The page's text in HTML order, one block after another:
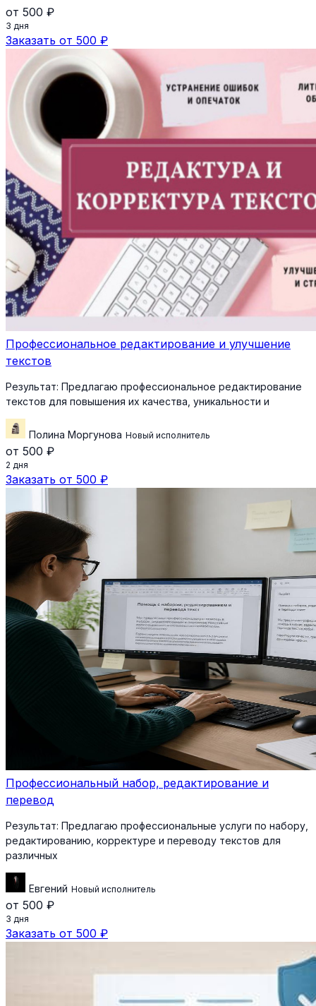
от 500 ₽
3 дня
Заказать от 500 ₽
Профессиональное редактирование и улучшение
текстов
Результат: Предлагаю профессиональное редактирование
текстов для повышения их качества, уникальности и
Полина Моргунова Новый исполнитель
от 500 ₽
2 дня
Заказать от 500 ₽
Профессиональный набор, редактирование и
перевод
Результат: Предлагаю профессиональные услуги по набору,
редактированию, корректуре и переводу текстов для
различных
Евгений Новый исполнитель
от 500 ₽
3 дня
Заказать от 500 ₽